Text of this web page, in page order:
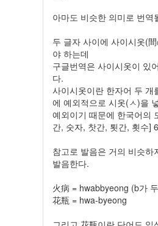
아마도 비슷한 의미로 번역
두 글자 사이에 사이시옷(
야 하는데
구글번역은 사이시옷이 있
다.
사이시옷이란 한자어 두 개
에 예외적으로 시옷(ㅅ)을
예외이기 때문에 한국어의
간, 숫자, 찻간, 툇간, 횟수]
참고로 발음은 거의 비슷하
발음한다.
火病 = hwabbyeong (b가
花瓶 = hwa-byeong